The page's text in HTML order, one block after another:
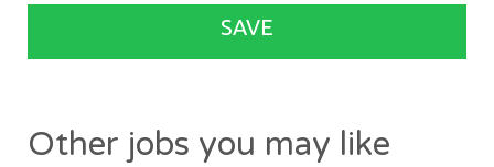
SAVE
Other jobs you may like